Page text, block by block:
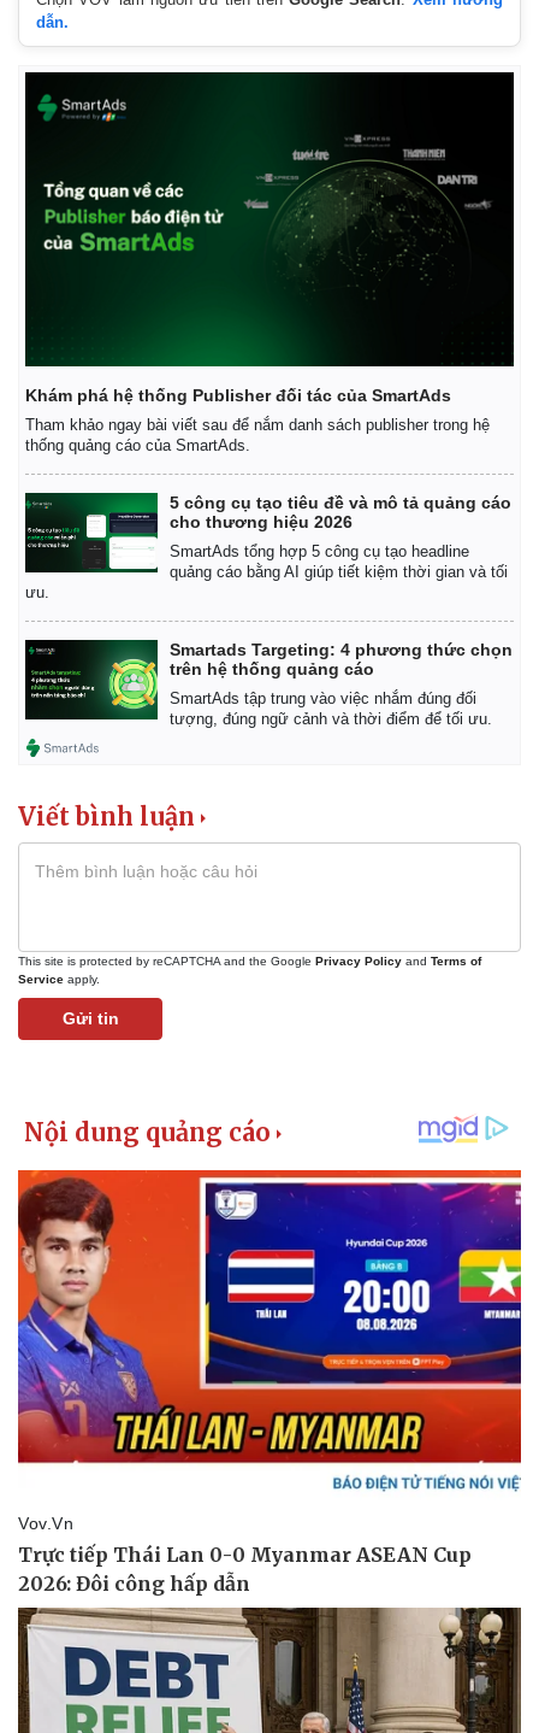
Quan sát
Cuộc sống đó đây
Video
E-Magazine
dẫn.
Khám phá hệ thống Publisher đối tác của SmartAds
Tham khảo ngay bài viết sau để nắm danh sách publisher trong hệ
thống quảng cáo của SmartAds.
5 công cụ tạo tiêu đề và mô tả quảng cáo
cho thương hiệu 2026
SmartAds tổng hợp 5 công cụ tạo headline
quảng cáo bằng AI giúp tiết kiệm thời gian và tối
ưu.
Smartads Targeting: 4 phương thức chọn
trên hệ thống quảng cáo
SmartAds tập trung vào việc nhắm đúng đối
tượng, đúng ngữ cảnh và thời điểm để tối ưu.
Viết bình luận
This site is protected by reCAPTCHA and the Google Privacy Policy and Terms of
Service apply.
Gửi tin